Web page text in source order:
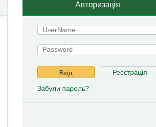
Авторизація
Вхід Реєстрація
Забули пароль?